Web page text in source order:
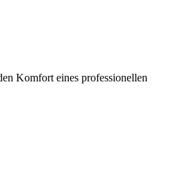
Komfort eines professionellen